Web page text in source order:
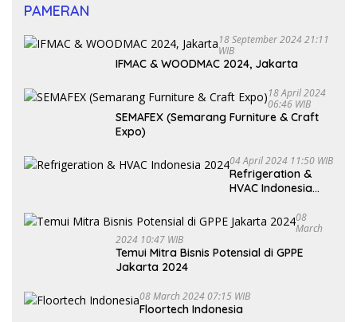
PAMERAN
18 September 2024 21:11
WIB
IFMAC & WOODMAC 2024, Jakarta
18 April 2024
06:46 WIB
SEMAFEX (Semarang Furniture & Craft
Expo)
04 April 2024 11:50 WIB
Refrigeration &
HVAC Indonesia
08
March
2024 10:47 WIB
Temui Mitra Bisnis Potensial di GPPE
Jakarta 2024
08 March 2024 07:15 WIB
Floortech Indonesia